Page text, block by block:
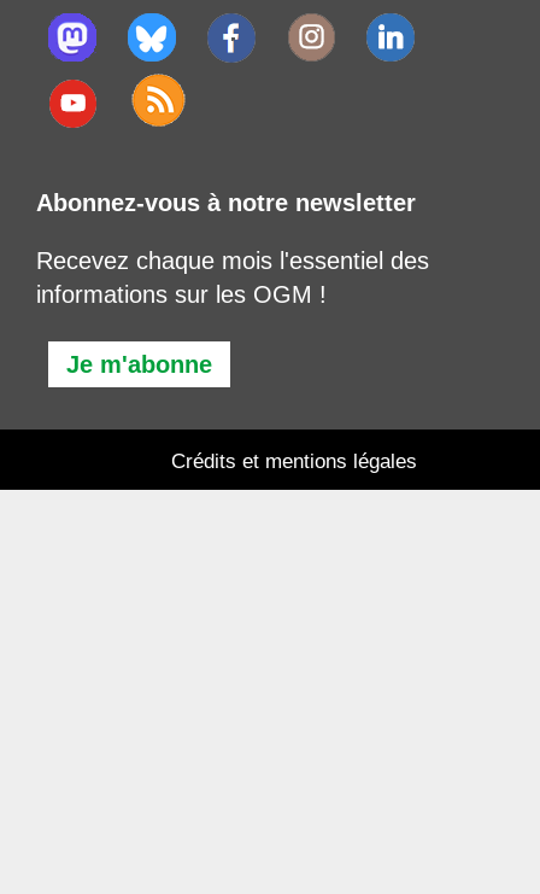
Abonnez-vous à notre newsletter
Recevez chaque mois l'essentiel des
informations sur les OGM !
Je m'abonne
Crédits et mentions légales